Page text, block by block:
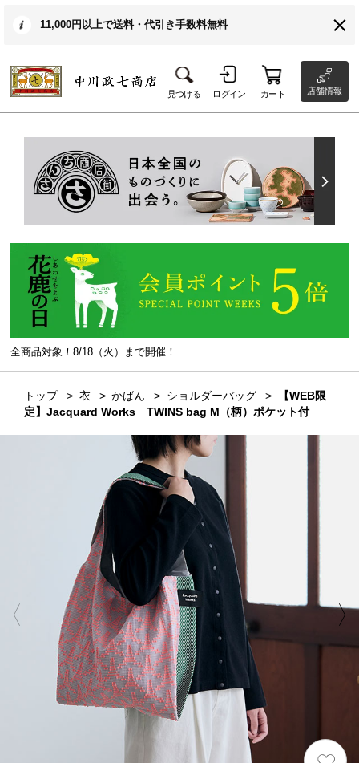
11,000円以上で送料・代引き手数料無料
見つける ログイン カート 店舗情報
全商品対象！8/18（火）まで開催！
トップ 衣 かばん ショルダーバッグ
【WEB限
定】Jacquard Works TWINS bag M（柄）ポケット付